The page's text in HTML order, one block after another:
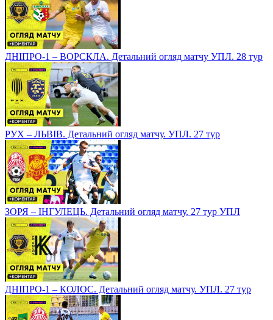
ДНІПРО-1 – ВОРСКЛА. Детальний огляд матчу УПЛ. 28 тур
РУХ – ЛЬВІВ. Детальний огляд матчу. УПЛ. 27 тур
ЗОРЯ – ІНГУЛЕЦЬ. Детальний огляд матчу. 27 тур УПЛ
ДНІПРО-1 – КОЛОС. Детальний огляд матчу. УПЛ. 27 тур